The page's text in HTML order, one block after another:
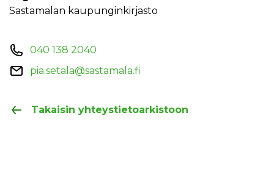
Sastamalan kaupunginkirjasto
040 138 2040
pia.setala@sastamala.fi
Takaisin yhteystietoarkistoon